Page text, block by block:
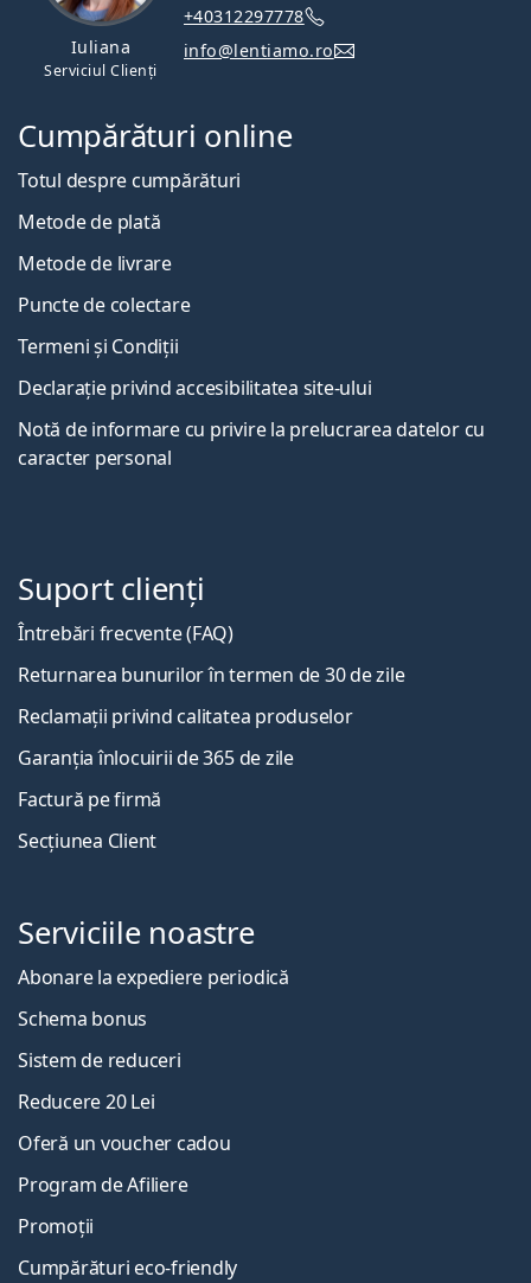
Iuliana
Serviciul Clienți
+40312297778
info@lentiamo.ro
Cumpărături online
Totul despre cumpărături
Metode de plată
Metode de livrare
Puncte de colectare
Termeni și Condiții
Declarație privind accesibilitatea site-ului
Notă de informare cu privire la prelucrarea datelor cu
caracter personal
Suport clienți
Întrebări frecvente (FAQ)
Returnarea bunurilor în termen de 30 de zile
Reclamații privind calitatea produselor
Garanția înlocuirii de 365 de zile
Factură pe firmă
Secțiunea Client
Serviciile noastre
Abonare la expediere periodică
Schema bonus
Sistem de reduceri
Reducere 20 Lei
Oferă un voucher cadou
Program de Afiliere
Promoții
Cumpărături eco-friendly